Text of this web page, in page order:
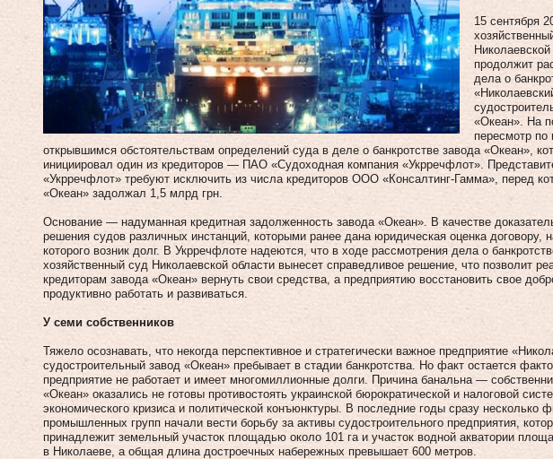
15 сентября
продолжит
дела о
«Океан». На
пересмотр по
открывшимся обстоятельствам определений суда в деле о банкротстве завода «Океан»,
инициировал один из кредиторов — ПАО «Судоходная компания «Укрречфлот».
«Укрречфлот» требуют исключить из числа кредиторов ООО «Консалтинг-Гамма», перед
«Океан» задолжал 1,5 млрд грн.
Основание — надуманная кредитная задолженность завода «Океан». В качестве
решения судов различных инстанций, которыми ранее дана юридическая оценка договору,
которого возник долг. В Укрречфлоте надеются, что в ходе рассмотрения дела о
хозяйственный суд Николаевской области вынесет справедливое решение, что позволит
кредиторам завода «Океан» вернуть свои средства, а предприятию восстановить свое
продуктивно работать и развиваться.
У семи собственников
Тяжело осознавать, что некогда перспективное и стратегически важное предприятие
судостроительный завод «Океан» пребывает в стадии банкротства. Но факт остается
предприятие не работает и имеет многомиллионные долги. Причина банальна —
«Океан» оказались не готовы противостоять украинской бюрократической и налоговой
экономического кризиса и политической конъюнктуры. В последние годы сразу несколько
промышленных групп начали вести борьбу за активы судостроительного предприятия,
принадлежит земельный участок площадью около 101 га и участок водной акватории
в Николаеве, а общая длина достроечных набережных превышает 600 метров.